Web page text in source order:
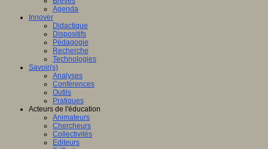
Agenda
Innover
Didactique
Dispositifs
Pédagogie
Recherche
Technologies
Savoir(s)
Analyses
Conférences
Outils
Pratiques
Acteurs de l'éducation
Animateurs
Chercheurs
Collectivités
Editeurs